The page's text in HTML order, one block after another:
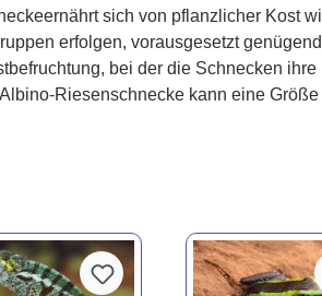
sich von pflanzlicher Kost
erfolgen, vorausgesetzt
bei der die Schnecken
Riesenschnecke kann eine